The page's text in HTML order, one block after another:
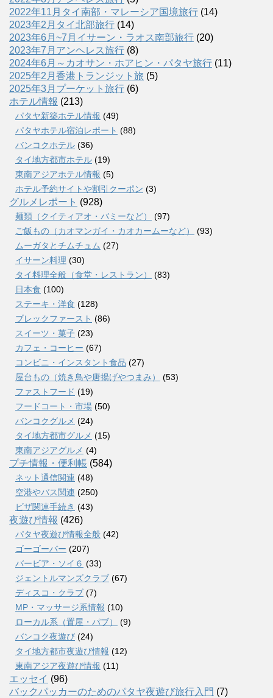
2022年11月タイ南部・マレーシア国境旅行 (14)
2023年2月タイ北部旅行 (14)
2023年6月~7月イサーン・ラオス南部旅行 (20)
2023年7月アンヘレス旅行 (8)
2024年6月～カオサン・ホアヒン・パタヤ旅行 (11)
2025年2月香港トランジット旅 (5)
2025年3月プーケット旅行 (6)
ホテル情報 (213)
パタヤ新築ホテル情報 (49)
パタヤホテル宿泊レポート (88)
バンコクホテル (36)
タイ地方都市ホテル (19)
東南アジアホテル情報 (5)
ホテル予約サイトや割引クーポン (3)
グルメレポート (928)
麺類（クイティアオ・バミーなど）
(97)
ご飯もの（カオマンガイ・カオカームーなど）
(93)
ムーガタとチムチュム (27)
イサーン料理 (30)
タイ料理全般（食堂・レストラン）
(83)
日本食 (100)
ステーキ・洋食 (128)
ブレックファースト (86)
スイーツ・菓子 (23)
カフェ・コーヒー (67)
コンビニ・インスタント食品 (27)
屋台もの（焼き鳥や唐揚げやつまみ）
(53)
ファストフード (19)
フードコート・市場 (50)
バンコクグルメ (24)
タイ地方都市グルメ (15)
東南アジアグルメ (4)
プチ情報・便利帳 (584)
ネット通信関連 (48)
空港やバス関連 (250)
ビザ関連手続き (43)
夜遊び情報 (426)
パタヤ夜遊び情報全般 (42)
ゴーゴーバー (207)
バービア・ソイ６ (33)
ジェントルマンズクラブ (67)
ディスコ・クラブ (7)
MP・マッサージ系情報 (10)
ローカル系（置屋・パブ）
(9)
バンコク夜遊び (24)
タイ地方都市夜遊び情報 (12)
東南アジア夜遊び情報 (11)
エッセイ (96)
バックパッカーのためのパタヤ夜遊び旅行入門 (7)